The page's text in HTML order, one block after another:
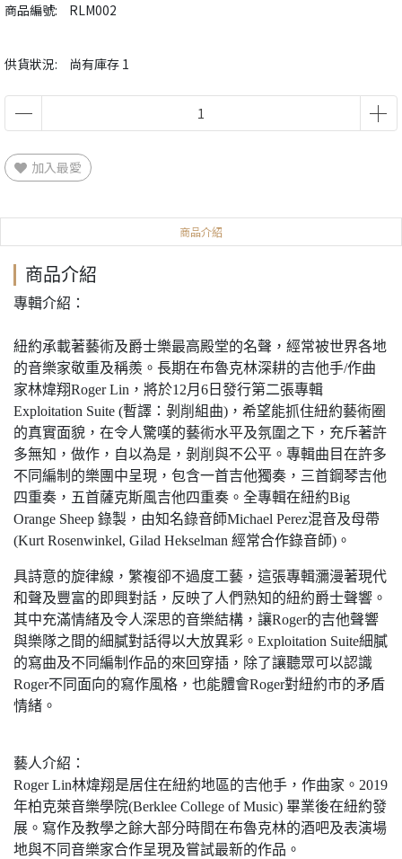
商品編號: RLM002
供貨狀況: 尚有庫存 1
加入最愛
商品介紹
商品介紹
專輯介紹：
紐約承載著藝術及爵士樂最高殿堂的名聲，經常被世界各地
的音樂家敬重及稱羨。長期在布魯克林深耕的吉他手/作曲
家林煒翔Roger Lin，將於12月6日發行第二張專輯
Exploitation Suite (暫譯：剝削組曲)，希望能抓住紐約藝術圈
的真實面貌，在令人驚嘆的藝術水平及氛圍之下，充斥著許
多無知，做作，自以為是，剝削與不公平。專輯曲目在許多
不同編制的樂團中呈現，包含一首吉他獨奏，三首鋼琴吉他
四重奏，五首薩克斯風吉他四重奏。全專輯在紐約Big
Orange Sheep 錄製，由知名錄音師Michael Perez混音及母帶
(Kurt Rosenwinkel, Gilad Hekselman 經常合作錄音師)。
具詩意的旋律線，繁複卻不過度工藝，這張專輯瀰漫著現代
和聲及豐富的即興對話，反映了人們熟知的紐約爵士聲響。
其中充滿情緒及令人深思的音樂結構，讓Roger的吉他聲響
與樂隊之間的細膩對話得以大放異彩。Exploitation Suite細膩
的寫曲及不同編制作品的來回穿插，除了讓聽眾可以認識
Roger不同面向的寫作風格，也能體會Roger對紐約市的矛盾
情緒。
藝人介紹：
Roger Lin林煒翔是居住在紐約地區的吉他手，作曲家。2019
年柏克萊音樂學院(Berklee College of Music) 畢業後在紐約發
展。寫作及教學之餘大部分時間在布魯克林的酒吧及表演場
地與不同音樂家合作呈現及嘗試最新的作品。